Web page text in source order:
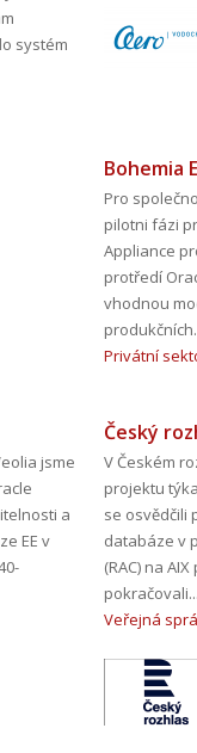
systém
Bohemia
Pro
pilotni fázi
Appliance
protředí
vhodnou
Privátní
jsme
a
EE v
Český
V Českém
projektu
se osvědčili
databáze v
(RAC) na
Veřejná